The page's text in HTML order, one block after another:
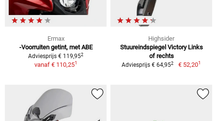
Ermax
-Voorruiten getint, met ABE
Adviesprijs € 119,952
vanaf € 110,251
Highsider
Stuureindspiegel Victory Links
of rechts
Adviesprijs € 64,952 € 52,201